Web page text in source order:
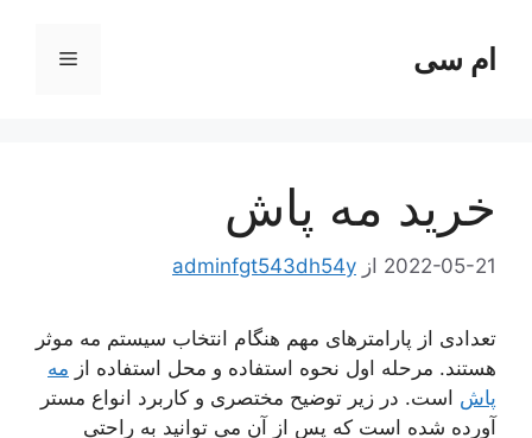
محتواام سی فهرست
خرید مه پاش
2022-05-21 از adminfgt543dh54y
تعدادی از پارامترهای مهم هنگام انتخاب سیستم مه موثر
هستند. مرحله اول نحوه استفاده و محل استفاده از مه
پاش است. در زیر توضیح مختصری و کاربرد انواع مستر
آورده شده است که پس از آن می توانید به راحتی